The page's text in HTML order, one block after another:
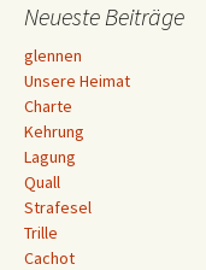
Neueste Beiträge
glennen
Unsere Heimat
Charte
Kehrung
Lagung
Quall
Strafesel
Trille
Cachot